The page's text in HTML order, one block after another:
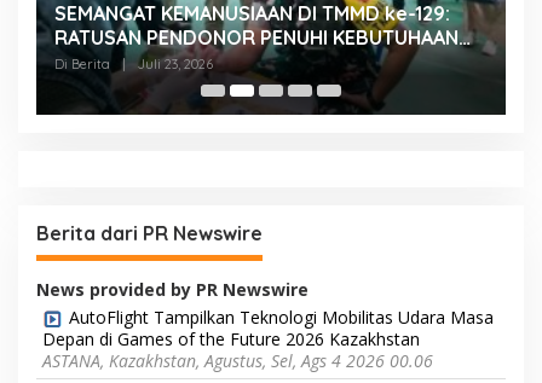
SEMANGAT KEMANUSIAAN DI TMMD ke-129:
RATUSAN PENDONOR PENUHI KEBUTUHAAN
STOK DARAH
Di Berita | Juli 23, 2026
Berita dari PR Newswire
News provided by PR Newswire
AutoFlight Tampilkan Teknologi Mobilitas Udara Masa
Depan di Games of the Future 2026 Kazakhstan
ASTANA, Kazakhstan, Agustus, Sel, Ags 4 2026 00.06